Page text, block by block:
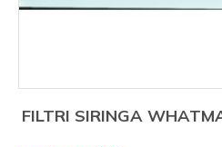
FILTRI SIRINGA